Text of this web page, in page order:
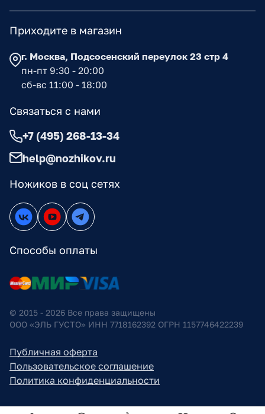
Ножиков в соц сетях
Способы оплаты
Приходите в магазин
г. Москва, Подсосенский переулок 23 стр 4
пн-пт 9:30 - 20:00
сб-вс 11:00 - 18:00
Связаться с нами
+7 (495) 268-13-34
help@nozhikov.ru
© 2015 - 2026 Все права защищены
ООО «ЭЛЬ ГУСТО» ИНН 7718162392 ОГРН 1157746422239
Публичная оферта
Пользовательское соглашение
Политика конфиденциальности